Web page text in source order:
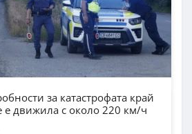
за катастрофата край
е движила с около 220 км/ч